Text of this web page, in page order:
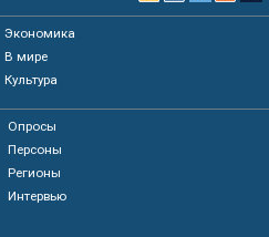
Экономика
В мире
Культура
Опросы
Персоны
Регионы
Интервью